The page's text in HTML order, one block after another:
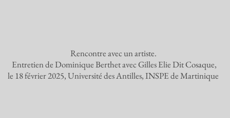
Rencontre avec un artiste.
Entretien de Dominique Berthet avec Gilles Elie Dit Cosaque,
le 18 février 2025, Université des Antilles, INSPE de Martinique